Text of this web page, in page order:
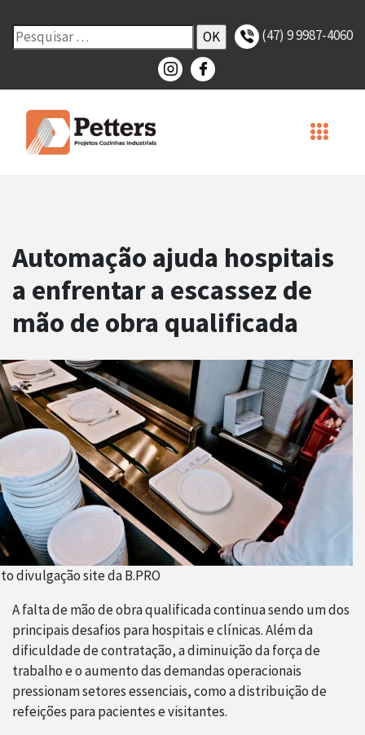
(47) 9 9987-4060
Automação ajuda hospitais
a enfrentar a escassez de
mão de obra qualificada
divulgação site da B.PRO
A falta de mão de obra qualificada continua sendo um dos
principais desafios para hospitais e clínicas. Além da
dificuldade de contratação, a diminuição da força de
trabalho e o aumento das demandas operacionais
pressionam setores essenciais, como a distribuição de
refeições para pacientes e visitantes.